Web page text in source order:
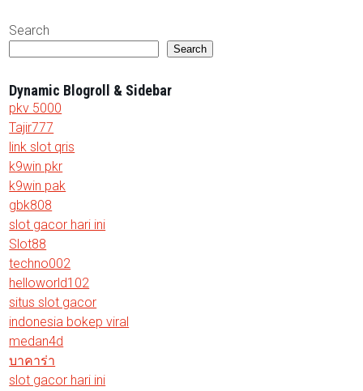
Search
Search
Dynamic Blogroll & Sidebar
pkv 5000
Tajir777
link slot qris
k9win pkr
k9win pak
gbk808
slot gacor hari ini
Slot88
techno002
helloworld102
situs slot gacor
indonesia bokep viral
medan4d
บาคาร่า
slot gacor hari ini